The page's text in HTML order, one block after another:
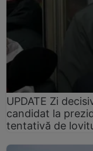
UPDATE Zi
candidat la
tentativă de